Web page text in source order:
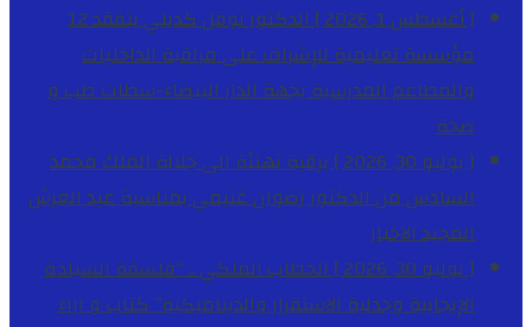
[ أغسطس 1, 2026 ]
الدكتور نوفل كديلي يتفقد 12
مؤسسة تعليمية للإشراف على مراقبة الداخليات
والمطاعم المدرسية بجهة الدار البيضاء-سطاتطب و
صحة
[ يوليو 30, 2026 ]
برقية تهنئة الى جلالة الملك محمد
السادس من الدكتور رضوان غنيمي بمناسبة عيد العرش
المجيدالاخبار
[ يوليو 30, 2026 ]
الخطاب الملكي .. “فلسفة السيادة
الإيجابية وجدلية الاستقرار والديناميكية”كتاب و اراء